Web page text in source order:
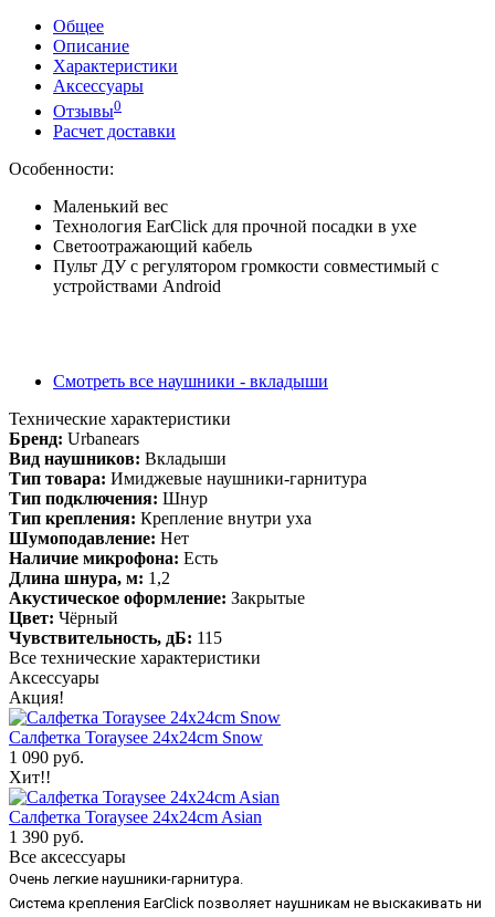
Общее
Описание
Характеристики
Аксессуары
Отзывы0
Расчет доставки
Особенности:
Маленький вес
Технология EarClick для прочной посадки в ухе
Светоотражающий кабель
Пульт ДУ с регулятором громкости совместимый с
устройствами Android
Смотреть все наушники - вкладыши
Технические характеристики
Бренд: Urbanears
Вид наушников: Вкладыши
Тип товара: Имиджевые наушники-гарнитура
Тип подключения: Шнур
Тип крепления: Крепление внутри уха
Шумоподавление: Нет
Наличие микрофона: Есть
Длина шнура, м: 1,2
Акустическое оформление: Закрытые
Цвет: Чёрный
Чувствительность, дБ: 115
Все технические характеристики
Аксессуары
Акция!
Салфетка Toraysee 24x24cm Snow
1 090 руб.
Хит!!
Салфетка Toraysee 24x24cm Asian
1 390 руб.
Все аксессуары
Очень легкие наушники-гарнитура.
Система крепления EarClick позволяет наушникам не выскакивать ни